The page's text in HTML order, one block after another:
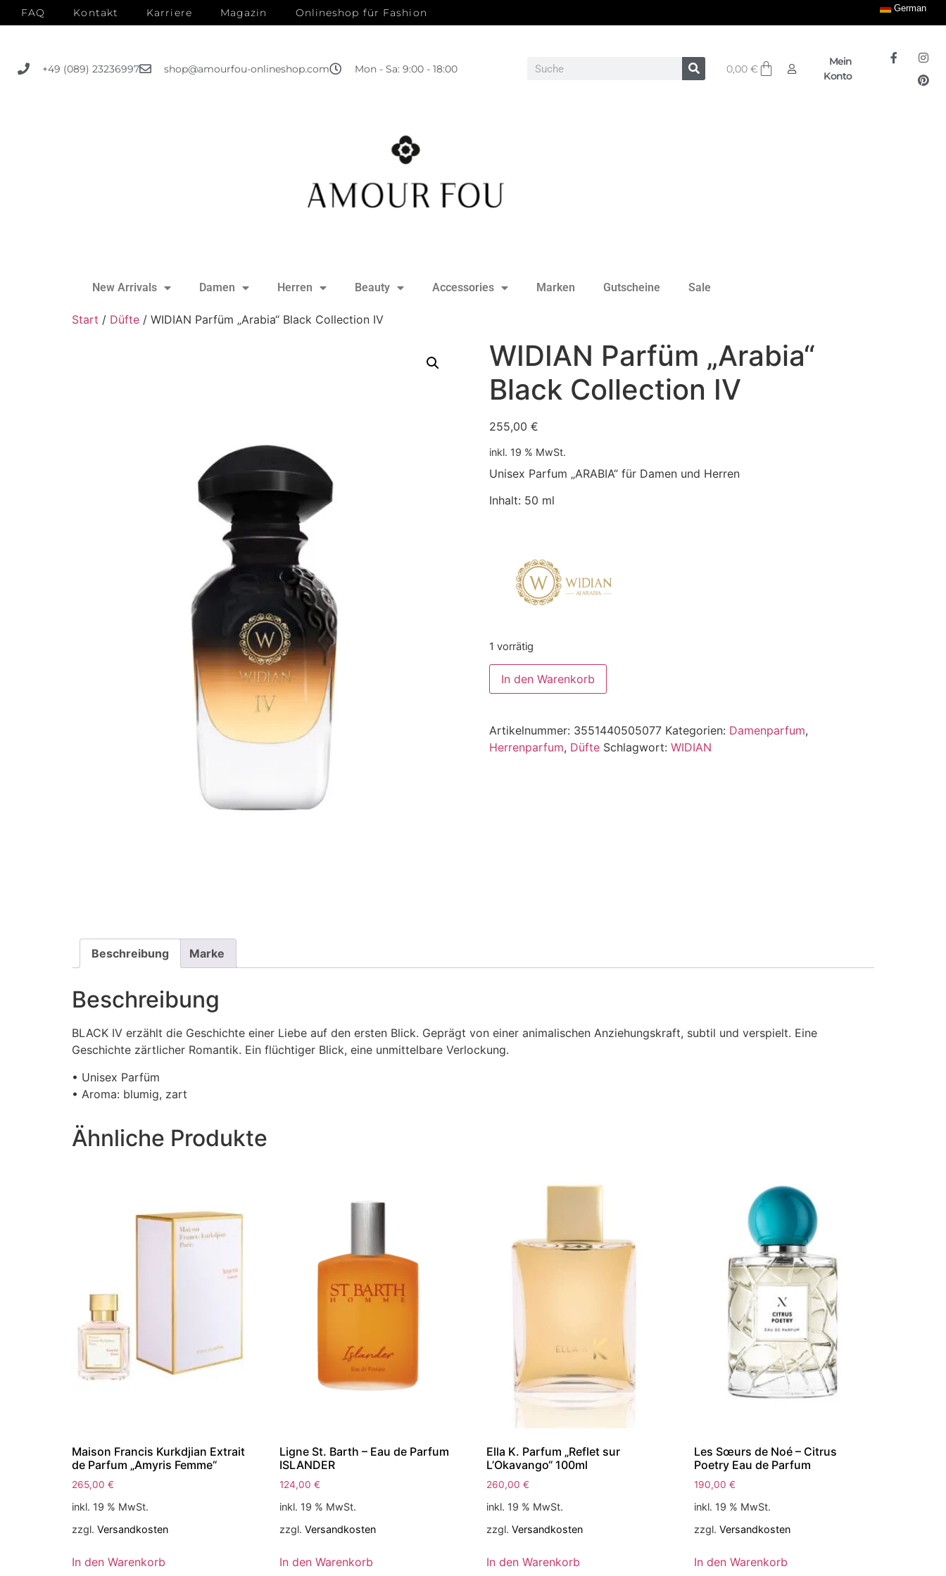
FAQ Kontakt Karriere Magazin Onlineshop für Fashion
+49 (089) 23236997 shop@amourfou-onlineshop.com Mon - Sa: 9:00 - 18:00 0,00€
Mein
Konto
New Arrivals Damen Herren Beauty Accessories Marken Gutscheine Sale
Start / Düfte / WIDIAN Parfüm „Arabia“ Black Collection IV
WIDIAN Parfüm „Arabia“
Black Collection IV
255,00 €
inkl. 19 % MwSt.
Unisex Parfum „ARABIA“ für Damen und Herren
Inhalt: 50 ml
1 vorrätig
In den Warenkorb
Artikelnummer: 3551440505077 Kategorien: Damenparfum,
Herrenparfum, Düfte Schlagwort: WIDIAN
Beschreibung Marke
Beschreibung
BLACK IV erzählt die Geschichte einer Liebe auf den ersten Blick. Geprägt von einer animalischen Anziehungskraft, subtil und verspielt. Eine
Geschichte zärtlicher Romantik. Ein flüchtiger Blick, eine unmittelbare Verlockung.
• Unisex Parfüm
• Aroma: blumig, zart
Ähnliche Produkte
Maison Francis Kurkdjian Extrait
de Parfum „Amyris Femme“
265,00 €
inkl. 19 % MwSt.
zzgl. Versandkosten
In den Warenkorb
Ligne St. Barth – Eau de Parfum
ISLANDER
124,00 €
inkl. 19 % MwSt.
zzgl. Versandkosten
In den Warenkorb
Ella K. Parfum „Reflet sur
L’Okavango“ 100ml
260,00€
inkl. 19 % MwSt.
zzgl.Versandkosten
In den Warenkorb
Les Sœurs de Noé – Citrus
Poetry Eau de Parfum
190,00€
inkl. 19 % MwSt.
zzgl.Versandkosten
In den Warenkorb
German